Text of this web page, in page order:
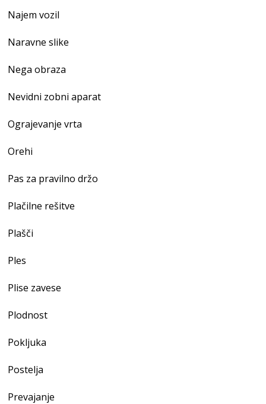
Najem vozil
Naravne slike
Nega obraza
Nevidni zobni aparat
Ograjevanje vrta
Orehi
Pas za pravilno držo
Plačilne rešitve
Plašči
Ples
Plise zavese
Plodnost
Pokljuka
Postelja
Prevajanje